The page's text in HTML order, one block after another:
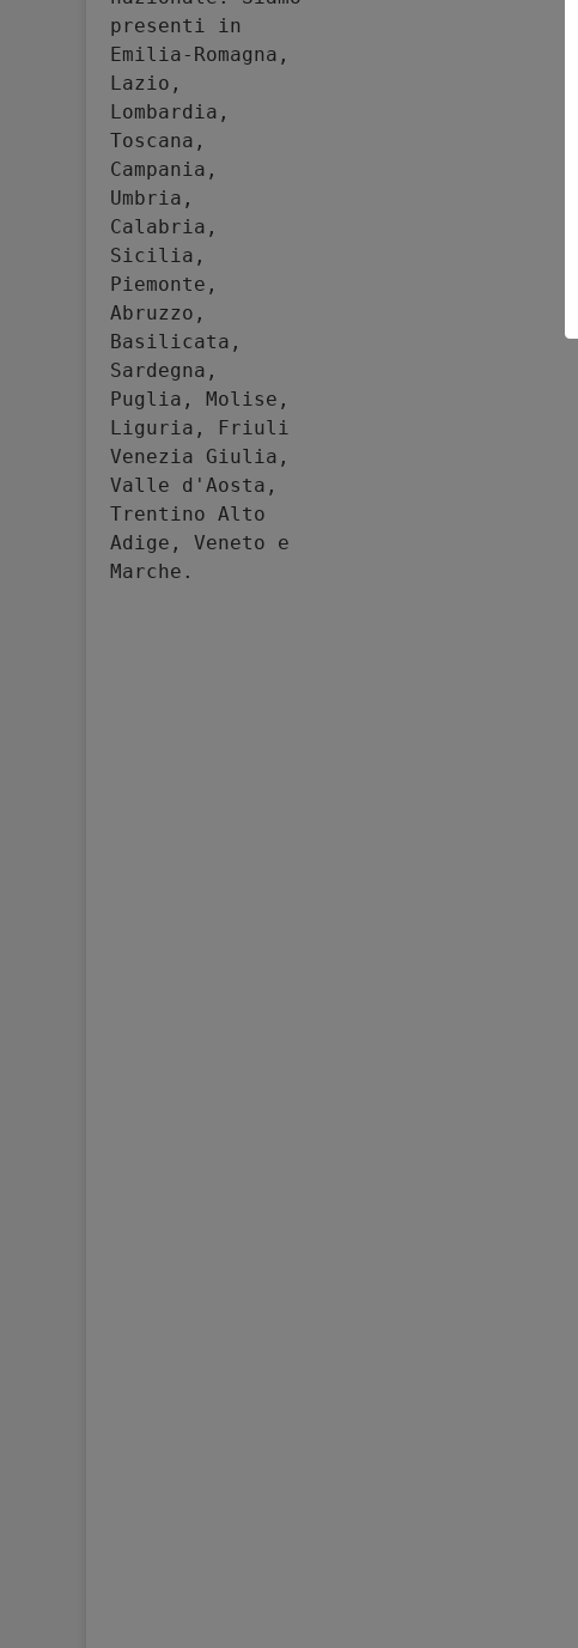
presenti in
Emilia-Romagna,
Lazio,
Lombardia,
Toscana,
Campania,
Umbria,
Calabria,
Sicilia,
Piemonte,
Abruzzo,
Basilicata,
Sardegna,
Puglia, Molise,
Liguria, Friuli
Venezia Giulia,
Valle d'Aosta,
Trentino Alto
Adige, Veneto e
Marche.